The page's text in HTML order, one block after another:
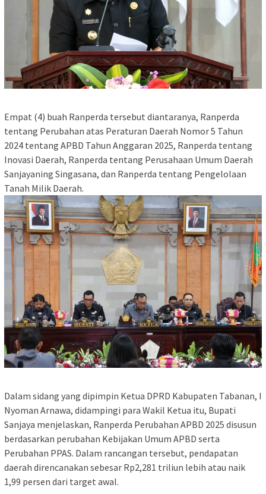
Empat (4) buah Ranperda tersebut diantaranya, Ranperda
tentang Perubahan atas Peraturan Daerah Nomor 5 Tahun
2024 tentang APBD Tahun Anggaran 2025, Ranperda tentang
Inovasi Daerah, Ranperda tentang Perusahaan Umum Daerah
Sanjayaning Singasana, dan Ranperda tentang Pengelolaan
Tanah Milik Daerah.
Dalam sidang yang dipimpin Ketua DPRD Kabupaten Tabanan, I
Nyoman Arnawa, didampingi para Wakil Ketua itu, Bupati
Sanjaya menjelaskan, Ranperda Perubahan APBD 2025 disusun
berdasarkan perubahan Kebijakan Umum APBD serta
Perubahan PPAS. Dalam rancangan tersebut, pendapatan
daerah direncanakan sebesar Rp2,281 triliun lebih atau naik
1,99 persen dari target awal.